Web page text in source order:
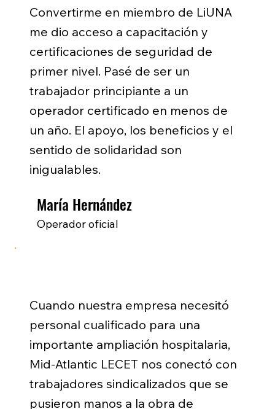
María Hernández
Operador oficial
Convertirme en miembro de LiUNA
me dio acceso a capacitación y
certificaciones de seguridad de
primer nivel. Pasé de ser un
trabajador principiante a un
operador certificado en menos de
un año. El apoyo, los beneficios y el
sentido de solidaridad son
inigualables.
Cuando nuestra empresa necesitó
personal cualificado para una
importante ampliación hospitalaria,
Mid-Atlantic LECET nos conectó con
trabajadores sindicalizados que se
pusieron manos a la obra de